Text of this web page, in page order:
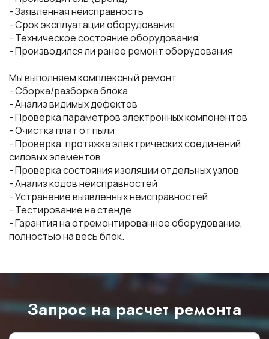
- Заявленная неисправность
- Срок эксплуатации оборудования
- Техническое состояние оборудования
- Производился ли ранее ремонт оборудования
Мы выполняем комплексный ремонт
- Сборка/разборка блока
- Анализ видимых дефектов
- Проверка параметров электронных компонентов
- Очистка плат от пыли
- Проверка, протяжка электрических соединений
силовых элементов
- Проверка состояния изоляции отдельных узлов
- Анализ кодов неисправностей
- Устранение выявленных неисправностей
- Тестирование на стенде
- Гарантия на отремонтированное оборудование,
полностью на весь блок.
Запрос на расчет ремонта